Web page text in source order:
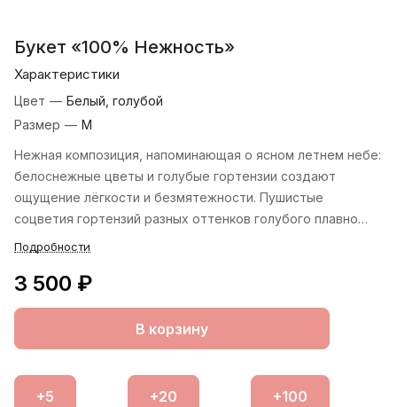
Букет «100% Нежность»
Характеристики
Цвет — Белый, голубой
Размер — М
Нежная композиция, напоминающая о ясном летнем небе:
белоснежные цветы и голубые гортензии создают
ощущение лёгкости и безмятежности. Пушистые
соцветия гортензий разных оттенков голубого плавно
перетекают в чистоту белых цветов, формируя
Подробности
3 500 ₽
В корзину